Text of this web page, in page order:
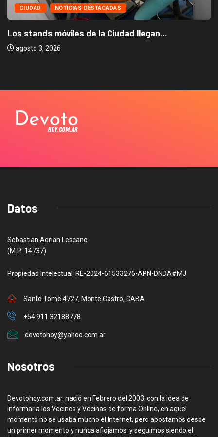
CIUDAD NOTICIAS DESTACADAS
Los stands móviles de la Ciudad llegan...
agosto 3, 2026
Datos
Sebastian Adrian Lescano
(M.P: 14737)
Propiedad Intelectual: RE-2024-61533276-APN-DNDA#MJ
Santo Tome 4727, Monte Castro, CABA
+54 911 32188778
devotohoy@yahoo.com.ar
Nosotros
Devotohoy.com.ar, nació en Febrero del 2003, con la idea de
informar a los Vecinos y Vecinas de forma Online, en aquel
momento no se usaba mucho el Internet, pero apostamos desde
un primer momento y nunca aflojamos, y seguimos siendo el